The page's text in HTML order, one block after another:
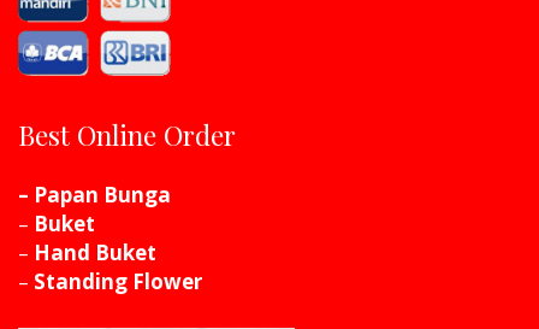
Best Online Order
– Papan Bunga
– Buket
– Hand Buket
– Standing Flower